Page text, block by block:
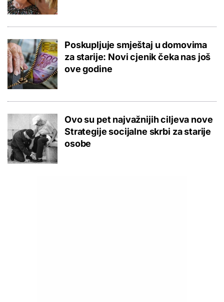
Poskupljuje smještaj u domovima
za starije: Novi cjenik čeka nas još
ove godine
Ovo su pet najvažnijih ciljeva nove
Strategije socijalne skrbi za starije
osobe